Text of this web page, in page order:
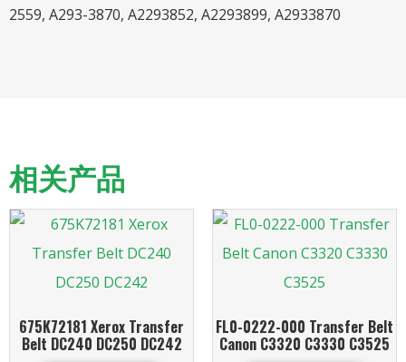
2559, A293-3870, A2293852, A2293899, A2933870
相关产品
675K72181 Xerox Transfer
Belt DC240 DC250 DC242
FL0-0222-000 Transfer Belt
Canon C3320 C3330 C3525